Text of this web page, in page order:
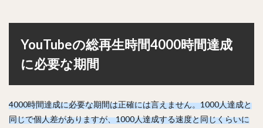
YouTubeの総再生時間4000時間達成
に必要な期間
4000時間達成に必要な期間は正確には言えません。1000人達成と
同じで個人差がありますが、1000人達成する速度と同じくらいに